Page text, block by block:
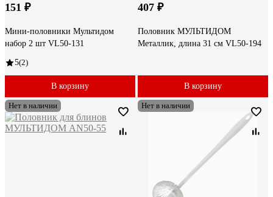
151 ₽
Мини-половники Мультидом
набор 2 шт VL50-131
5(2)
В корзину
407 ₽
Половник МУЛЬТИДОМ
Металлик, длина 31 см VL50-194
В корзину
Нет в наличии Нет в наличии